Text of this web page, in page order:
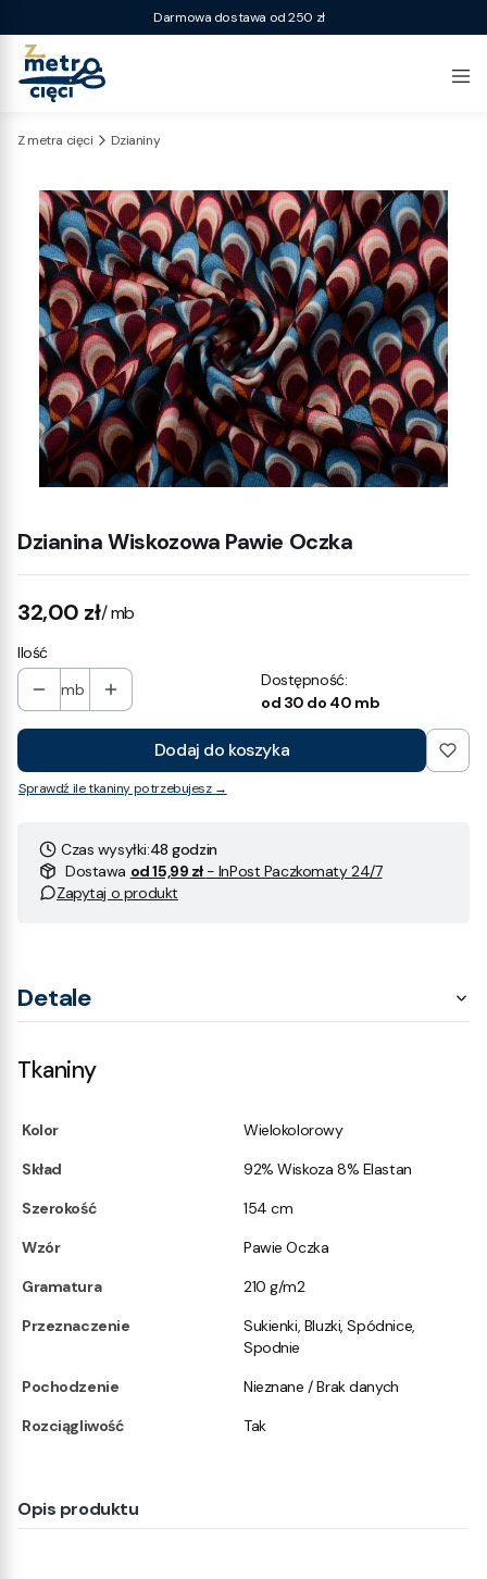
Darmowa dostawa od 250 zł
Z metra cięci Dzianiny
Dzianina Wiskozowa Pawie Oczka
Cena
32,00 zł/ mb
Ilość
mb
Dostępność:
od 30 do 40 mb
Dodaj do koszyka
Sprawdź ile tkaniny potrzebujesz →
Czas wysyłki:48 godzin
Dostawa od 15,99 zł - InPost Paczkomaty 24/7
Zapytaj o produkt
Detale
Tkaniny
Kolor
Wielokolorowy
Skład
92% Wiskoza 8% Elastan
Szerokość
154 cm
Wzór
Pawie Oczka
Gramatura
210 g/m2
Przeznaczenie
Sukienki, Bluzki, Spódnice,
Spodnie
Pochodzenie
Nieznane / Brak danych
Rozciągliwość
Tak
Opis produktu